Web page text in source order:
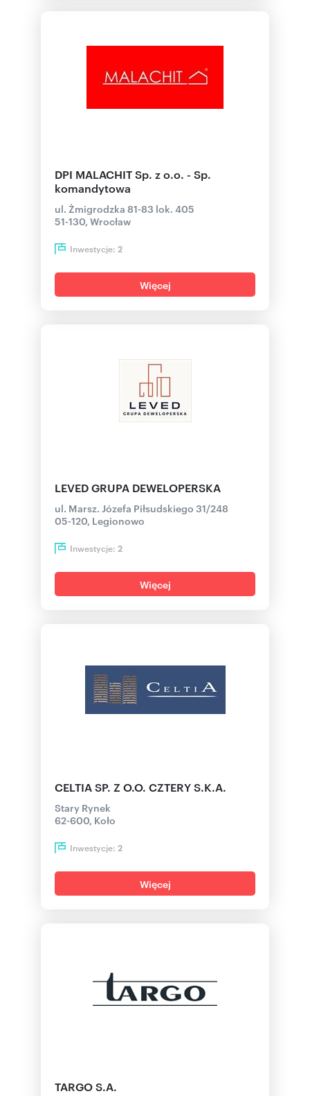
DPI MALACHIT Sp. z o.o. - Sp.
komandytowa
ul. Żmigrodzka 81-83 lok. 405
51-130, Wrocław
Inwestycje: 2
Więcej
LEVED GRUPA DEWELOPERSKA
ul. Marsz. Józefa Piłsudskiego 31/248
05-120, Legionowo
Inwestycje: 2
Więcej
CELTIA SP. Z O.O. CZTERY S.K.A.
Stary Rynek
62-600, Koło
Inwestycje: 2
Więcej
TARGO S.A.